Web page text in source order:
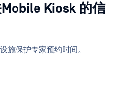
Kiosk 的信
施保护专家预约时间。